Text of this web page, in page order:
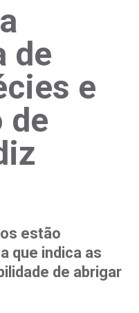
de
e
de
estão
que indica as
de abrigar